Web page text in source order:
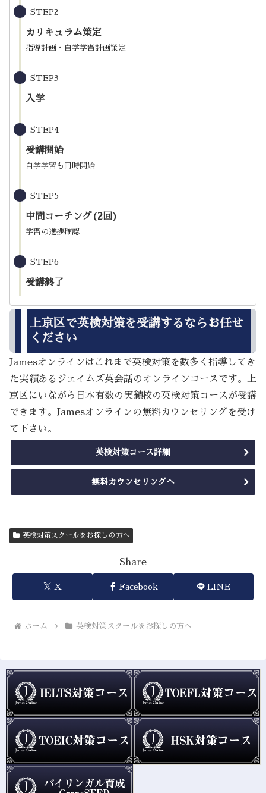
STEP2
カリキュラム策定
指導計画・自学学習計画策定
STEP3
入学
STEP4
受講開始
自学学習も同時開始
STEP5
中間コーチング(2回)
学習の進捗確認
STEP6
受講終了
上京区で英検対策を受講するならお任せ
ください
Jamesオンラインはこれまで英検対策を数多く指導してき
た実績あるジェイムズ英会話のオンラインコースです。上
京区にいながら日本有数の実績校の英検対策コースが受講
できます。Jamesオンラインの無料カウンセリングを受け
て下さい。
英検対策コース詳細
無料カウンセリングへ
英検対策スクールをお探しの方へ
Share
X Facebook LINE
ホーム 英検対策スクールをお探しの方へ